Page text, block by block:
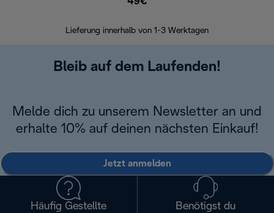
Lieferung innerhalb von 1-3 Werktagen
Bleib auf dem Laufenden!
Melde dich zu unserem Newsletter an und
erhalte 10% auf deinen nächsten Einkauf!
Jetzt anmelden
Häufig Gestellte
Benötigst du